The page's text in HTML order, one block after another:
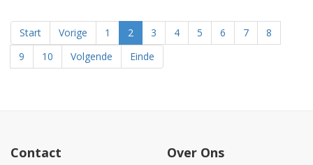
Start Vorige 1 2 3 4 5 6 7
8
9
10 Volgende Einde
Contact Over Ons